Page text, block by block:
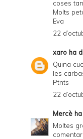
coses
Molts
Eva
22
xaro ha
Quina
les
Ptnts
22
Mercè
Moltes